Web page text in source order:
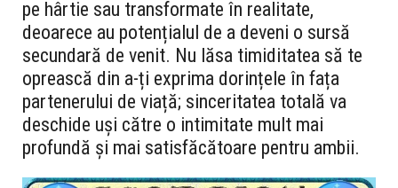
pe hârtie sau transformate în realitate,
deoarece au potențialul de a deveni o sursă
secundară de venit. Nu lăsa timiditatea să te
oprească din a-ți exprima dorințele în fața
partenerului de viață; sinceritatea totală va
deschide uși către o intimitate mult mai
profundă și mai satisfăcătoare pentru ambii.